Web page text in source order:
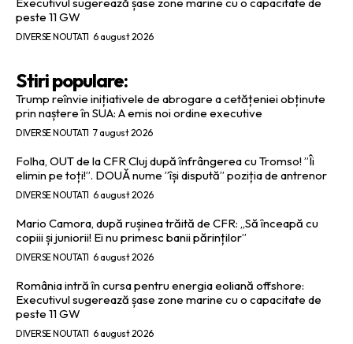
peste 11 GW
DIVERSE NOUTATI 6 august 2026
Stiri populare:
Trump reînvie inițiativele de abrogare a cetățeniei obținute
prin naștere în SUA: A emis noi ordine executive
DIVERSE NOUTATI 7 august 2026
Folha, OUT de la CFR Cluj după înfrângerea cu Tromso! ”Îi
elimin pe toți!”. DOUĂ nume ”își dispută” poziția de antrenor
DIVERSE NOUTATI 6 august 2026
Mario Camora, după rușinea trăită de CFR: „Să înceapă cu
copiii și juniorii! Ei nu primesc banii părinților”
DIVERSE NOUTATI 6 august 2026
România intră în cursa pentru energia eoliană offshore:
Executivul sugerează șase zone marine cu o capacitate de
peste 11 GW
DIVERSE NOUTATI 6 august 2026